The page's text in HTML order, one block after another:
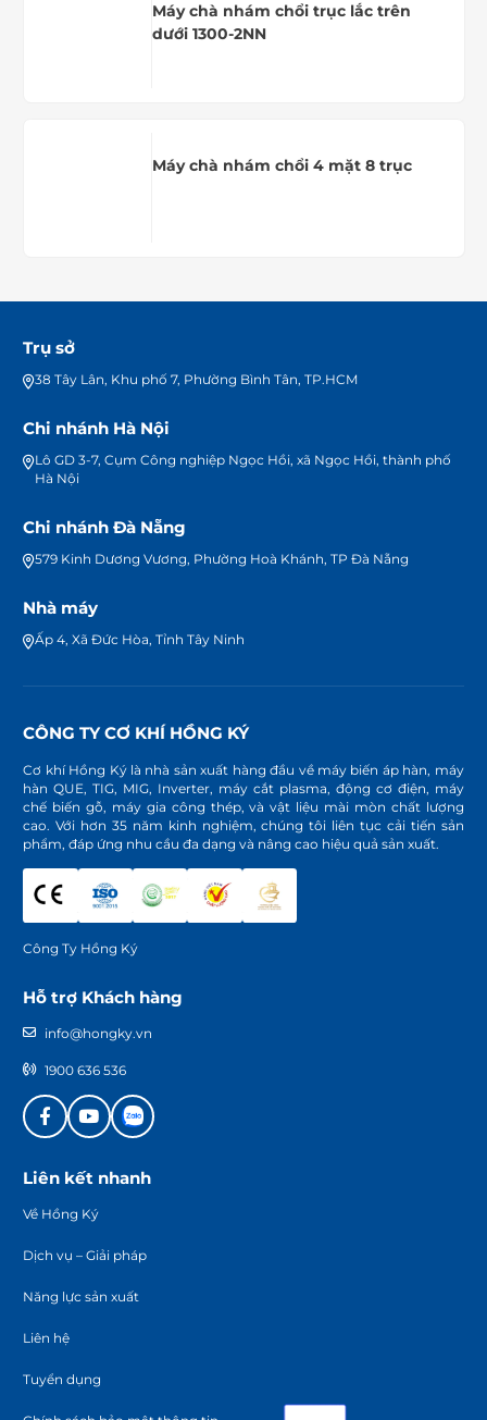
Máy chà nhám chổi trục lắc trên
dưới 1300-2NN
Máy chà nhám chổi 4 mặt 8 trục
Trụ sở
38 Tây Lân, Khu phố 7, Phường Bình Tân, TP.HCM
Chi nhánh Hà Nội
Lô GD 3-7, Cụm Công nghiệp Ngọc Hồi, xã Ngọc Hồi, thành phố
Hà Nội
Chi nhánh Đà Nẵng
579 Kinh Dương Vương, Phường Hoà Khánh, TP Đà Nẵng
Nhà máy
Ấp 4, Xã Đức Hòa, Tỉnh Tây Ninh
CÔNG TY CƠ KHÍ HỒNG KÝ
Cơ khí Hồng Ký là nhà sản xuất hàng đầu về máy biến áp hàn, máy
hàn QUE, TIG, MIG, Inverter, máy cắt plasma, động cơ điện, máy
chế biến gỗ, máy gia công thép, và vật liệu mài mòn chất lượng
cao. Với hơn 35 năm kinh nghiệm, chúng tôi liên tục cải tiến sản
phẩm, đáp ứng nhu cầu đa dạng và nâng cao hiệu quả sản xuất.
Công Ty Hồng Ký
Hỗ trợ Khách hàng
info@hongky.vn
1900 636 536
Liên kết nhanh
Về Hồng Ký
Dịch vụ – Giải pháp
Năng lực sản xuất
Liên hệ
Tuyển dụng